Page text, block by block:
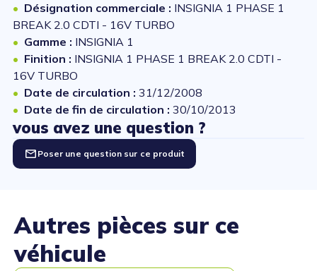
Désignation commerciale : INSIGNIA 1 PHASE 1
BREAK 2.0 CDTI - 16V TURBO
Gamme : INSIGNIA 1
Finition : INSIGNIA 1 PHASE 1 BREAK 2.0 CDTI -
16V TURBO
Date de circulation : 31/12/2008
Date de fin de circulation : 30/10/2013
vous avez une question ?
Poser une question sur ce produit
Autres pièces sur ce
véhicule